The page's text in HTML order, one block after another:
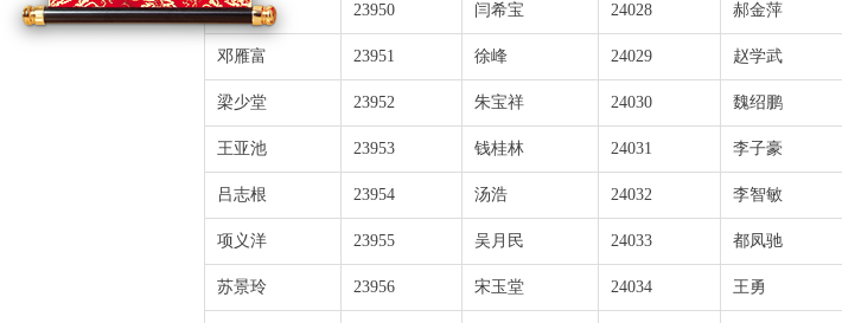
全喆 23950 闫希宝 24028 郝金萍
邓雁富 23951 徐峰 24029 赵学武
梁少堂 23952 朱宝祥 24030 魏绍鹏
王亚池 23953 钱桂林 24031 李子豪
吕志根 23954 汤浩 24032 李智敏
项义洋 23955 吴月民 24033 都凤驰
苏景玲 23956 宋玉堂 24034 王勇